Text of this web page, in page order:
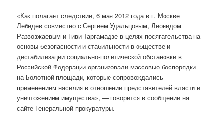
«Как полагает следствие, 6 мая 2012 года в г. Москве
Лебедев совместно с Сергеем Удальцовым, Леонидом
Развозжаевым и Гиви Таргамадзе в целях посягательства на
основы безопасности и стабильности в обществе и
дестабилизации социально-политической обстановки в
Российской Федерации организовали массовые беспорядки
на Болотной площади, которые сопровождались
применением насилия в отношении представителей власти и
уничтожением имущества», — говорится в сообщении на
сайте Генеральной прокуратуры.